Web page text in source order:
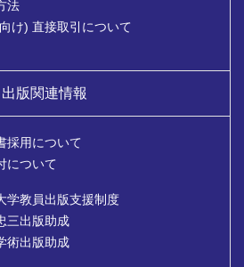
法
け) 直接取引について
出版関連情報
採用について
について
学教員出版支援制度
三出版助成
術出版助成